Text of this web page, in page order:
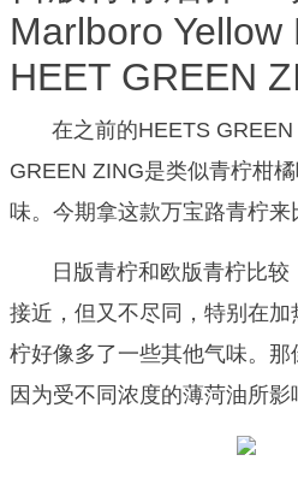
Marlboro Yellow
HEET GREEN
在之前的HEETS
GREEN ZING是类似青柠柑
味。 今期拿这款万宝路青柠来
日版青柠和欧版青柠比
接近，但又不尽同，特别在
柠好像多了一些其他气味。 那
因为受不同浓度的薄菏油所影